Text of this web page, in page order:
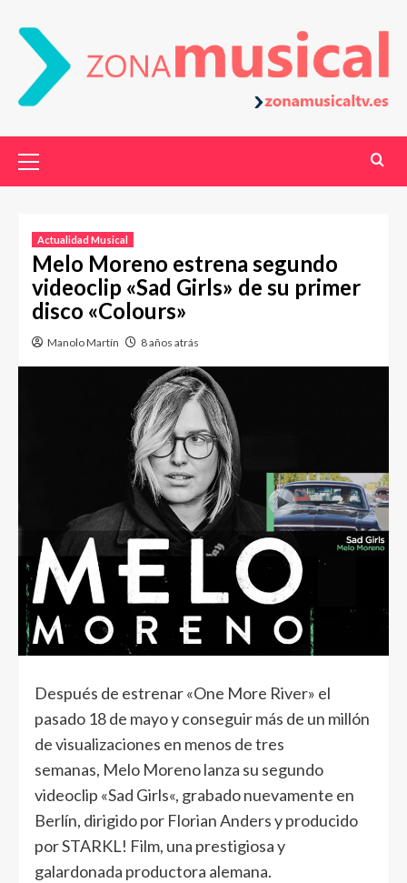
Actualidad Musical
Melo Moreno estrena segundo
videoclip «Sad Girls» de su primer
disco «Colours»
Manolo Martín 8 años atrás
Después de estrenar «One More River» el
pasado 18 de mayo y conseguir más de un millón
de visualizaciones en menos de tres
semanas, Melo Morenolanza su segundo
videoclip «Sad Girls«, grabado nuevamente en
Berlín, dirigido por Florian Andersy producido
porSTARKL! Film, una prestigiosa y
galardonada productora alemana.